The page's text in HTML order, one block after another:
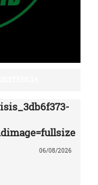
06/08/2026